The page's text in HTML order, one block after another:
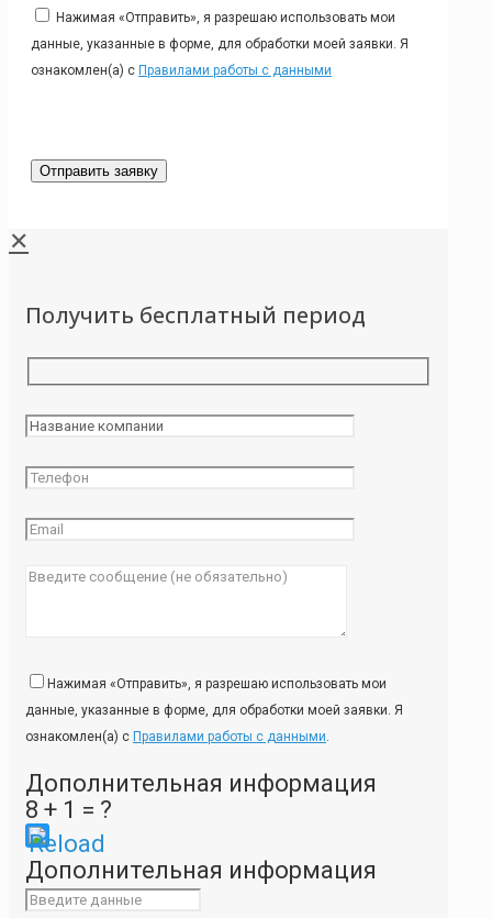
Нажимая «Отправить», я разрешаю использовать мои
данные, указанные в форме, для обработки моей заявки. Я
ознакомлен(а) с Правилами работы с данными
✕
Получить бесплатный период
Нажимая «Отправить», я разрешаю использовать мои
данные, указанные в форме, для обработки моей заявки. Я
ознакомлен(а) с Правилами работы с данными.
Дополнительная информация
8 + 1 = ?
Please
enter
Дополнительная информация